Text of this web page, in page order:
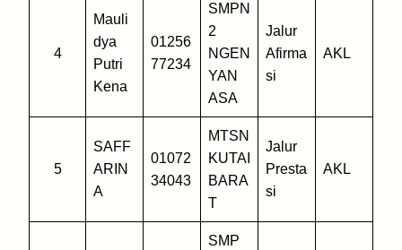
4
Mauli
dya
Putri
Kena
01256
77234
SMPN
2
NGEN
YAN
ASA
Jalur
Afirma
si
AKL
5
SAFF
ARIN
A
01072
34043
MTSN
KUTAI
BARA
T
Jalur
Presta
si
AKL
SMP